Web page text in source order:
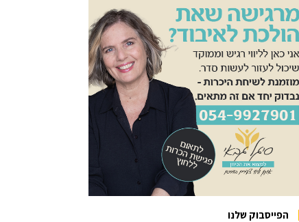
הפייסבוק שלנו